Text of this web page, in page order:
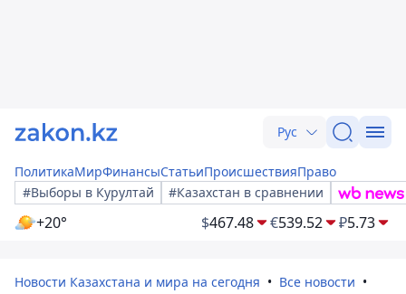
Рус
ПолитикаМирФинансыСтатьиПроисшествияПраво
#Выборы в Курултай
#Казахстан в сравнении
+20° $467.48 €539.52 ₽5.73
Новости Казахстана и мира на сегодня
Все новости